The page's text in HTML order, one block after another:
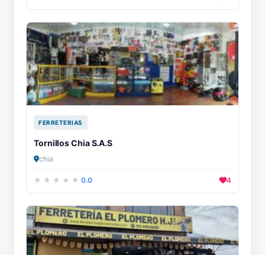
FERRETERIAS
Tornillos Chia S.A.S
chia
0.0 4